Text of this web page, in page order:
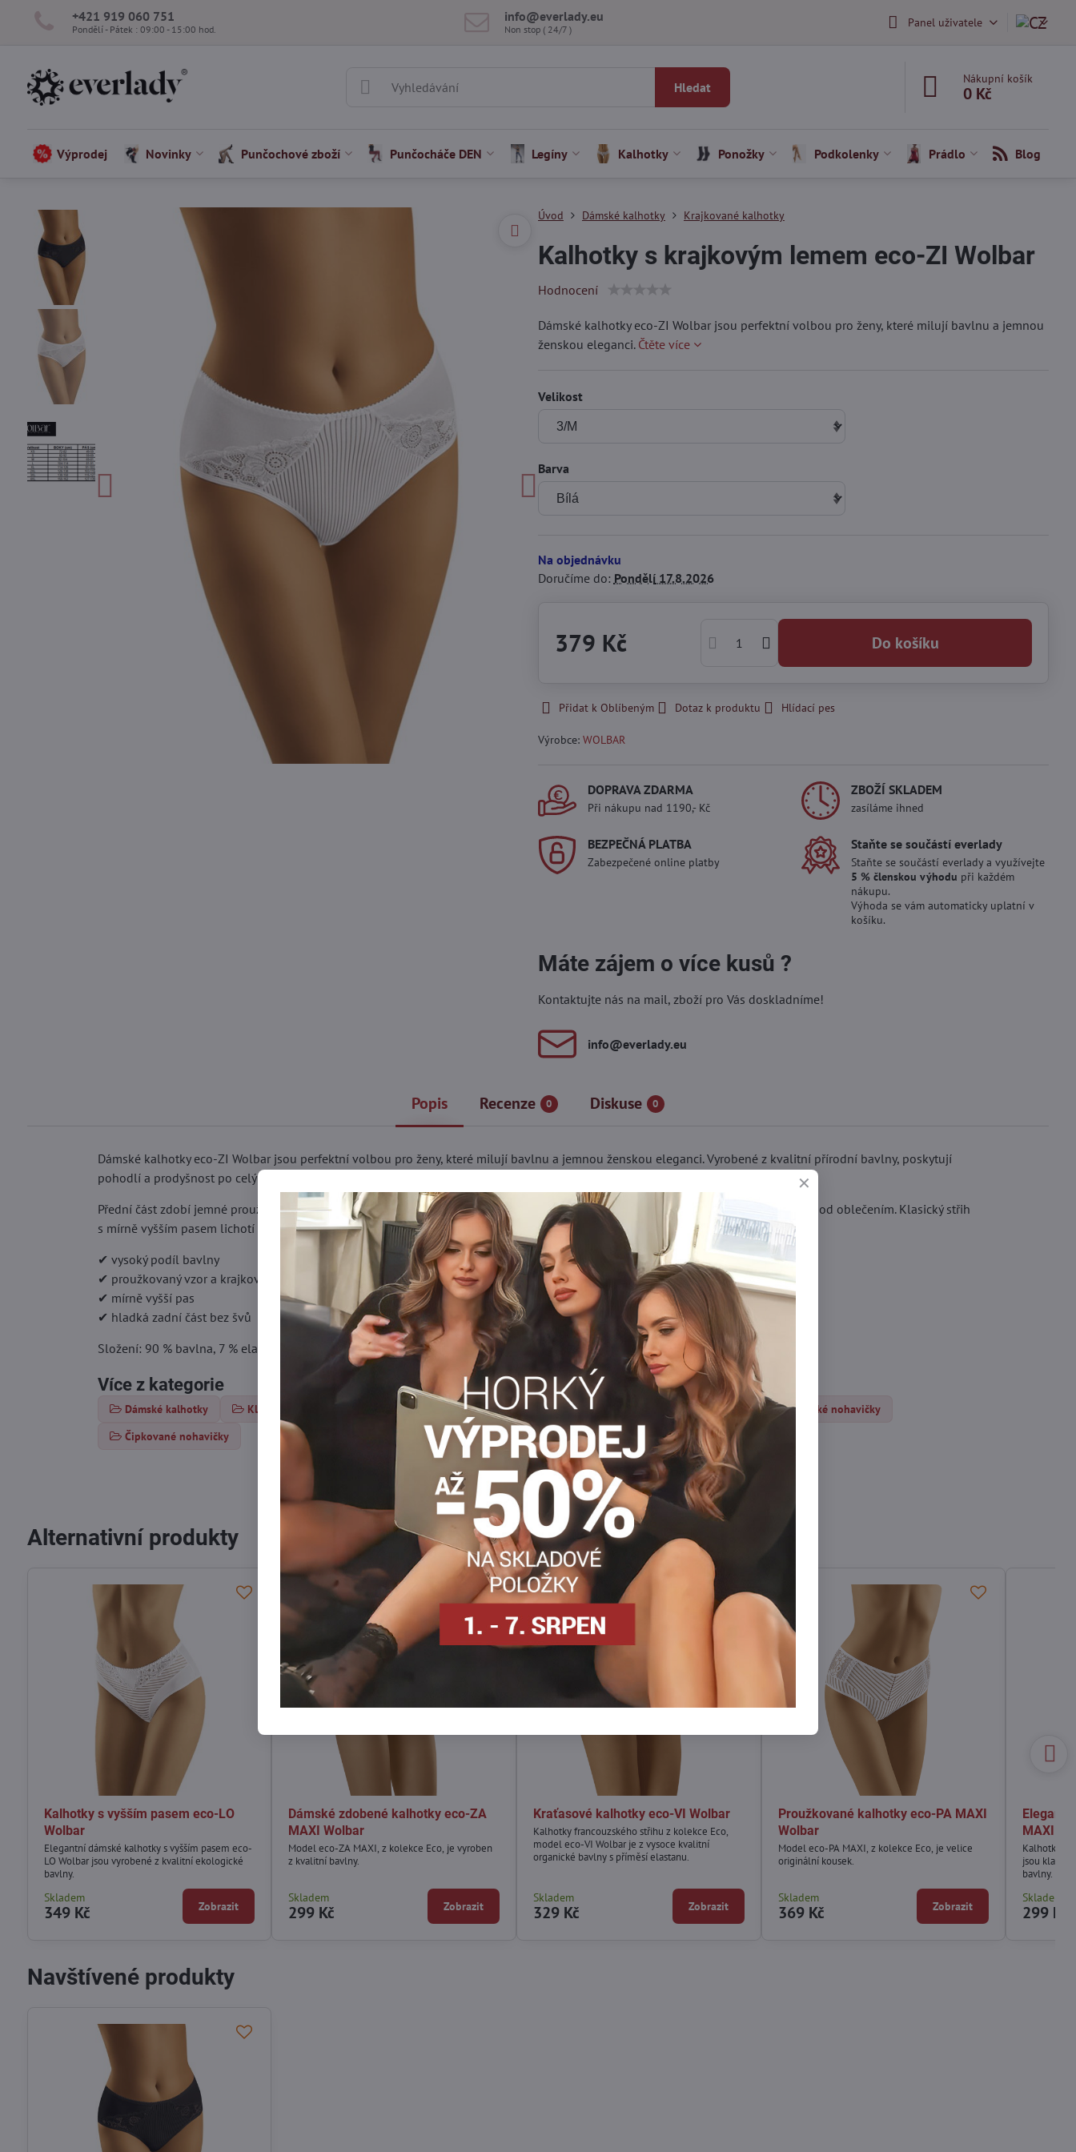
+421 919 060 751
Pondělí - Pátek : 09:00 - 15:00 hod.
info​@everlady​.eu
Non stop ( 24/7 ) Panel uživatele
Hledat
Nákupní košík
0 Kč
Výprodej Novinky Punčochové zboží Punčocháče DEN Legíny Kalhotky Ponožky Podkolenky Prádlo Blog
Úvod Dámské kalhotky Krajkované kalhotky
Kalhotky s krajkovým lemem eco-ZI Wolbar
Hodnocení
Dámské kalhotky eco-ZI Wolbar jsou perfektní volbou pro ženy, které milují bavlnu a jemnou
ženskou eleganci. Čtěte více
Velikost
Barva
Na objednávku
Doručíme do: Pondělí17.8.2026
379 Kč Do košíku
Přidat k Oblíbeným Dotaz k produktu Hlídací pes
Výrobce: WOLBAR
DOPRAVA ZDARMA
Při nákupu nad 1190,- Kč
ZBOŽÍ SKLADEM
zasíláme ihned
BEZPEČNÁ PLATBA
Zabezpečené online platby
Staňte se součástí everlady
Staňte se součástí everlady a využívejte
5 % členskou výhodu při každém
nákupu.
Výhoda se vám automaticky uplatní v
košíku.
Máte zájem o více kusů ?
Kontaktujte nás na mail, zboží pro Vás doskladníme!
info​@everlady​.eu
Popis Recenze 0 Diskuse 0
Dámské kalhotky eco-ZI Wolbar jsou perfektní volbou pro ženy, které milují bavlnu a jemnou ženskou eleganci. Vyrobené z kvalitní přírodní bavlny, poskytují
pohodlí a prodyšnost po celý den.
Přední část zdobí jemné proužky a elegantní krajka, která zvýrazňuje boky. Zadní část je hladká a bez zdobení, aby dokonale seděla pod oblečením. Klasický střih
s mírně vyšším pasem lichotí postavě.
✔ vysoký podíl bavlny
✔ proužkovaný vzor a krajkový lem
✔ mírně vyšší pas
✔ hladká zadní část bez švů
Složení: 90 % bavlna, 7 % elastan, 3 % polyamid
Více z kategorie
Dámské kalhotky Klasické kalhotky Krajkované kalhotky Klasické nohavičky Čipkované nohavičky
Klasické nohavičky
Čipkované nohavičky
FacebookTwitter BlueskyPinterest RedditLinkedInWhatsApp
E-
mail
Alternativní produkty
Kalhotky s vyšším pasem eco-LO
Wolbar
Elegantní dámské kalhotky s vyšším pasem eco-
LO Wolbar jsou vyrobené z kvalitní ekologické
bavlny.
Skladem
349 Kč Zobrazit
Dámské zdobené kalhotky eco-ZA
MAXI Wolbar
Model eco-ZA MAXI, z kolekce Eco, je vyroben
z kvalitní bavlny.
Skladem
299 Kč Zobrazit
Kraťasové kalhotky eco-VI Wolbar
Kalhotky francouzského střihu z kolekce Eco,
model eco-VI Wolbar je z vysoce kvalitní
organické bavlny s příměsí elastanu.
Skladem
329 Kč Zobrazit
Proužkované kalhotky eco-PA MAXI
Wolbar
Model eco-PA MAXI, z kolekce Eco, je velice
originální kousek.
Skladem
369 Kč Zobrazit
MAXI
Kalhotky z
jsou
bavlny.
Skladem
299 Kč
Navštívené produkty